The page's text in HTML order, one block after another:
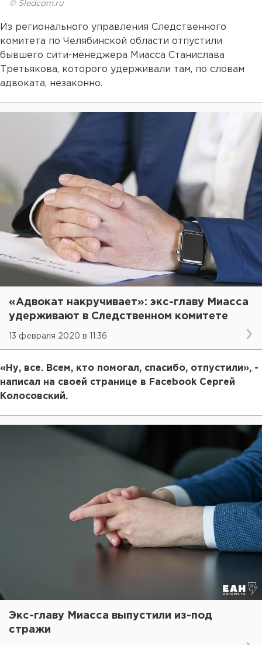
© Sledcom.ru
Из регионального управления Следственного
комитета по Челябинской области отпустили
бывшего сити-менеджера Миасса Станислава
Третьякова, которого удерживали там, по словам
адвоката, незаконно.
«Адвокат накручивает»: экс-главу Миасса
удерживают в Следственном комитете
13 февраля 2020 в 11:36
«Ну, все. Всем, кто помогал, спасибо, отпустили», -
написал на своей странице в Facebook Сергей
Колосовский.
Экс-главу Миасса выпустили из-под
стражи